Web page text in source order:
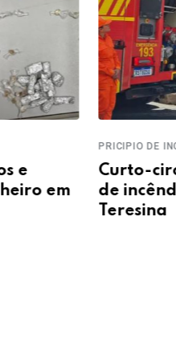
princípio
no Centro de